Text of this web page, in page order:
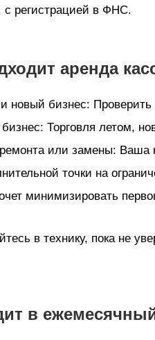
регистрацией в ФНС.
аренда
новый бизнес: Проверить
Торговля летом,
или замены: Ваша
точки на
минимизировать
в технику, пока не
в